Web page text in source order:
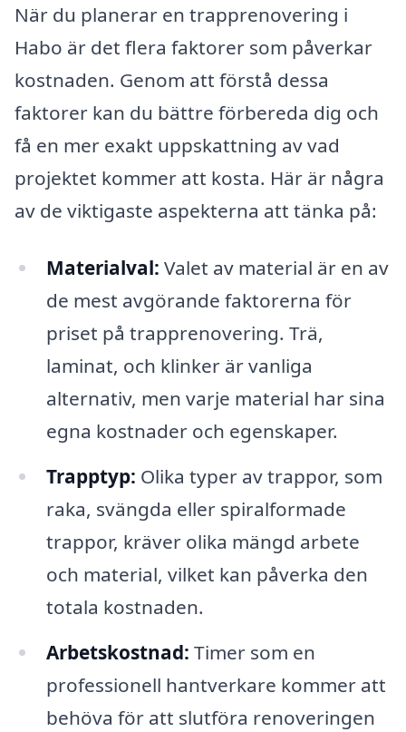
När du planerar en trapprenovering i
Habo är det flera faktorer som påverkar
kostnaden. Genom att förstå dessa
faktorer kan du bättre förbereda dig och
få en mer exakt uppskattning av vad
projektet kommer att kosta. Här är några
av de viktigaste aspekterna att tänka på:
Materialval: Valet av material är en av
de mest avgörande faktorerna för
priset på trapprenovering. Trä,
laminat, och klinker är vanliga
alternativ, men varje material har sina
egna kostnader och egenskaper.
Trapptyp: Olika typer av trappor, som
raka, svängda eller spiralformade
trappor, kräver olika mängd arbete
och material, vilket kan påverka den
totala kostnaden.
Arbetskostnad: Timer som en
professionell hantverkare kommer att
behöva för att slutföra renoveringen